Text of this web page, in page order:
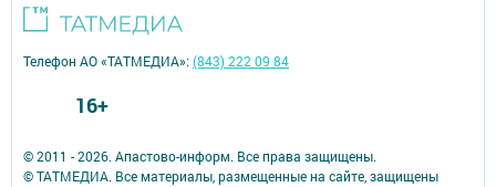
© 2011 - 2026. Апастово-информ. Все права защищены.
© ТАТМЕДИА. Все материалы, размещенные на сайте, защищены
Телефон АО «ТАТМЕДИА»:(843) 222 09 84
16+